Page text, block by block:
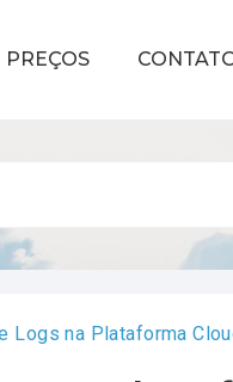
PREÇOS
Logs na Plataforma